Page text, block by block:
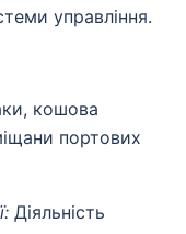
управління.
кошова
портових
Діяльність